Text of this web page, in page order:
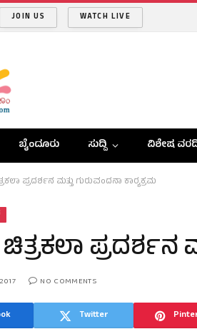
JOIN US WATCH LIVE
ಬೈಂದೂರು ಸುದ್ದಿ ವಿಶೇಷ
ಪ್ರದರ್ಶನ ಮತ್ತು ಗುರುವಂದನಾ ಕಾರ‍್ಯಕ್ರಮ
ಚಿತ್ರಕಲಾ
NO COMMENTS
Twitter